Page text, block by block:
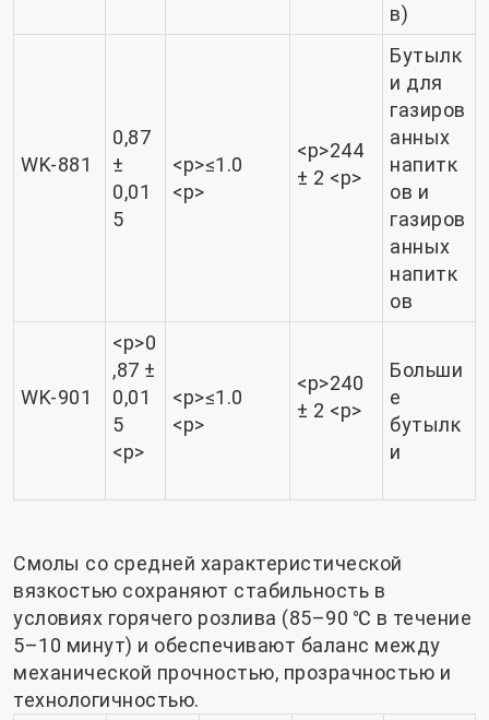
в)
WK-881
0,87
±
0,01
5
<р>≤1.0
<р>
<р>244
± 2 <р>
Бутылк
и для
газиров
анных
напитк
ов и
газиров
анных
напитк
ов
WK-901
<р>0
,87 ±
0,01
5
<р>
<р>≤1.0
<р>
<р>240
± 2 <р>
Больши
е
бутылк
и
Смолы со средней характеристической
вязкостью сохраняют стабильность в
условиях горячего розлива (85–90 ℃ в течение
5–10 минут) и обеспечивают баланс между
механической прочностью, прозрачностью и
технологичностью.